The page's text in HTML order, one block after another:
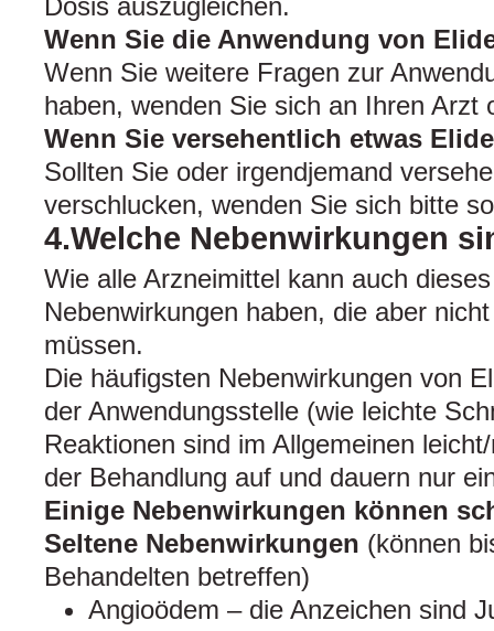
Dosis auszugleichen.
Wenn Sie die Anwendung von
Wenn Sie weitere Fragen zur
haben, wenden Sie sich an Ihren Arzt
Wenn Sie versehentlich etwas
Sollten Sie oder irgendjemand
verschlucken, wenden Sie sich bitte
4.Welche Nebenwirkungen
Wie alle Arzneimittel kann auch
Nebenwirkungen haben, die aber
müssen.
Die häufigsten Nebenwirkungen von
der Anwendungsstelle (wie leichte
Reaktionen sind im Allgemeinen
der Behandlung auf und dauern nur
Einige Nebenwirkungen können
Seltene Nebenwirkungen (können
Behandelten betreffen)
Angioödem – die Anzeichen sind